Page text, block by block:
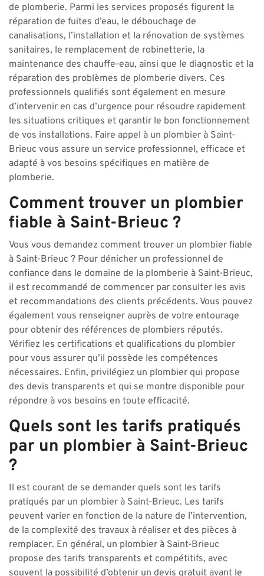
de plomberie. Parmi les services proposés figurent la
réparation de fuites d’eau, le débouchage de
canalisations, l’installation et la rénovation de systèmes
sanitaires, le remplacement de robinetterie, la
maintenance des chauffe-eau, ainsi que le diagnostic et la
réparation des problèmes de plomberie divers. Ces
professionnels qualifiés sont également en mesure
d’intervenir en cas d’urgence pour résoudre rapidement
les situations critiques et garantir le bon fonctionnement
de vos installations. Faire appel à un plombier à Saint-
Brieuc vous assure un service professionnel, efficace et
adapté à vos besoins spécifiques en matière de
plomberie.
Comment trouver un plombier
fiable à Saint-Brieuc ?
Vous vous demandez comment trouver un plombier fiable
à Saint-Brieuc ? Pour dénicher un professionnel de
confiance dans le domaine de la plomberie à Saint-Brieuc,
il est recommandé de commencer par consulter les avis
et recommandations des clients précédents. Vous pouvez
également vous renseigner auprès de votre entourage
pour obtenir des références de plombiers réputés.
Vérifiez les certifications et qualifications du plombier
pour vous assurer qu’il possède les compétences
nécessaires. Enfin, privilégiez un plombier qui propose
des devis transparents et qui se montre disponible pour
répondre à vos besoins en toute efficacité.
Quels sont les tarifs pratiqués
par un plombier à Saint-Brieuc
?
Il est courant de se demander quels sont les tarifs
pratiqués par un plombier à Saint-Brieuc. Les tarifs
peuvent varier en fonction de la nature de l’intervention,
de la complexité des travaux à réaliser et des pièces à
remplacer. En général, un plombier à Saint-Brieuc
propose des tarifs transparents et compétitifs, avec
souvent la possibilité d’obtenir un devis gratuit avant le